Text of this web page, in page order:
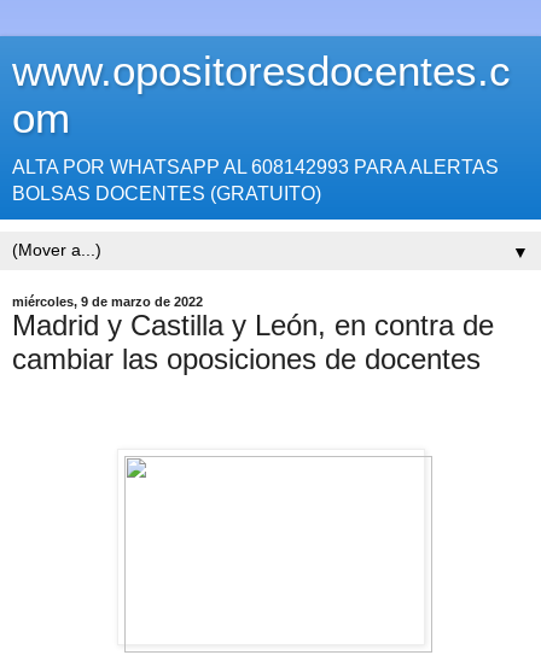
www.opositoresdocentes.c
om
ALTA POR WHATSAPP AL 608142993 PARA ALERTAS
BOLSAS DOCENTES (GRATUITO)
▼
miércoles, 9 de marzo de 2022
Madrid y Castilla y León, en contra de
cambiar las oposiciones de docentes